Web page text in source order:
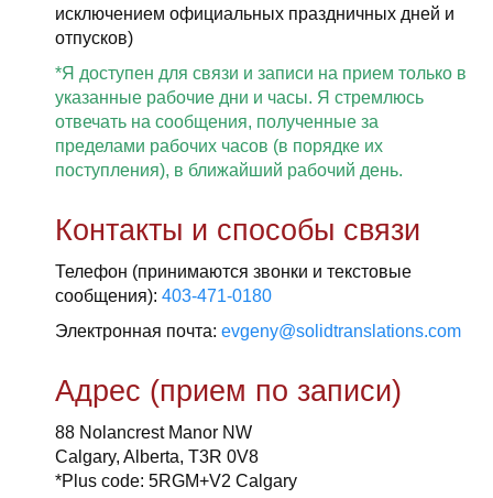
исключением официальных праздничных дней и
отпусков)
*Я доступен для связи и записи на прием только в
указанные рабочие дни и часы. Я стремлюсь
отвечать на сообщения, полученные за
пределами рабочих часов (в порядке их
поступления), в ближайший рабочий день.
Контакты и способы связи
Телефон (принимаются звонки и текстовые
сообщения): 403-471-0180
Электронная почта: evgeny@solidtranslations.com
Адрес (прием по записи)
88 Nolancrest Manor NW
Calgary, Alberta, T3R 0V8
*Plus code: 5RGM+V2 Calgary